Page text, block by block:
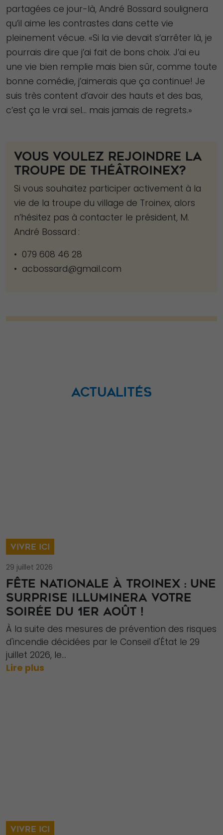
partagées ce jour-là, André Bossard soulignera
qu’il aime les contrastes dans cette vie
pleinement vécue. «Si la vie devait s’arrêter là, je
pourrais dire que j’ai fait de bons choix. J’ai eu
une vie bien remplie mais bien sûr, comme toute
bonne comédie, j’aimerais que ça continue! Je
suis très content d’avoir des hauts et des bas,
c’est ça le vrai sel… mais jamais de regrets.»
VOUS VOULEZ REJOINDRE LA
TROUPE DE THÉÂTROINEX?
Si vous souhaitez participer activement à la
vie de la troupe du village de Troinex, alors
n’hésitez pas à contacter le président, M.
André Bossard :
• 079 608 46 28
• acbossard@gmail.com
ACTUALITÉS
VIVRE ICI
29 juillet 2026
FÊTE NATIONALE À TROINEX : UNE
SURPRISE ILLUMINERA VOTRE
SOIRÉE DU 1ER AOÛT !
À la suite des mesures de prévention des risques
d'incendie décidées par le Conseil d'État le 29
juillet 2026, le...
Lire plus
VIVRE ICI
fonctionnalités
disparaîtront
du site Web.
Marketing
En partageant
votre intérêt et
votre
comportement
site, vous
augmentez les
chances de
contenu et des
offres